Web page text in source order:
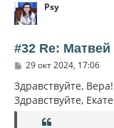
Psy
#32 Re: Матвей
С
о
б
щ
29 окт 2024, 17:06
Здравствуйте, Вера!
Здравствуйте,